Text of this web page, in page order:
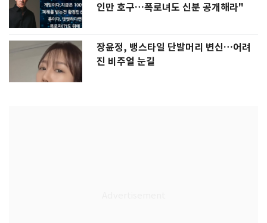
인만 호구…폭로녀도 신분 공개해라"
장윤정, 뱅스타일 단발머리 변신…어려
진 비주얼 눈길